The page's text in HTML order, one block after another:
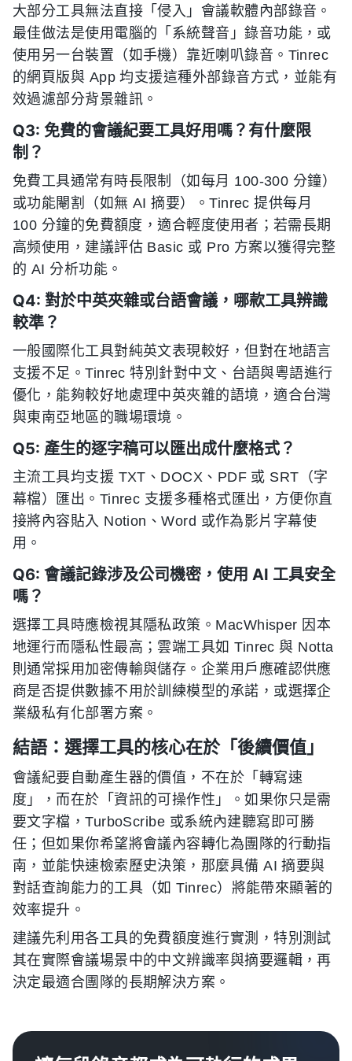
大部分工具無法直接「侵入」會議軟體內部錄音。
最佳做法是使用電腦的「系統聲音」錄音功能，或
使用另一台裝置（如手機）靠近喇叭錄音。Tinrec
的網頁版與 App 均支援這種外部錄音方式，並能有
效過濾部分背景雜訊。
Q3: 免費的會議紀要工具好用嗎？有什麼限
制？
免費工具通常有時長限制（如每月 100-300 分鐘）
或功能閹割（如無 AI 摘要）。Tinrec 提供每月
100 分鐘的免費額度，適合輕度使用者；若需長期
高频使用，建議評估 Basic 或 Pro 方案以獲得完整
的 AI 分析功能。
Q4: 對於中英夾雜或台語會議，哪款工具辨識
較準？
一般國際化工具對純英文表現較好，但對在地語言
支援不足。Tinrec 特別針對中文、台語與粵語進行
優化，能夠較好地處理中英夾雜的語境，適合台灣
與東南亞地區的職場環境。
Q5: 產生的逐字稿可以匯出成什麼格式？
主流工具均支援 TXT、DOCX、PDF 或 SRT（字
幕檔）匯出。Tinrec 支援多種格式匯出，方便你直
接將內容貼入 Notion、Word 或作為影片字幕使
用。
Q6: 會議記錄涉及公司機密，使用 AI 工具安全
嗎？
選擇工具時應檢視其隱私政策。MacWhisper 因本
地運行而隱私性最高；雲端工具如 Tinrec 與 Notta
則通常採用加密傳輸與儲存。企業用戶應確認供應
商是否提供數據不用於訓練模型的承諾，或選擇企
業級私有化部署方案。
結語：選擇工具的核心在於「後續價值」
會議紀要自動產生器的價值，不在於「轉寫速
度」，而在於「資訊的可操作性」。如果你只是需
要文字檔，TurboScribe 或系統內建聽寫即可勝
任；但如果你希望將會議內容轉化為團隊的行動指
南，並能快速檢索歷史決策，那麼具備 AI 摘要與
對話查詢能力的工具（如 Tinrec）將能帶來顯著的
效率提升。
建議先利用各工具的免費額度進行實測，特別測試
其在實際會議場景中的中文辨識率與摘要邏輯，再
決定最適合團隊的長期解決方案。